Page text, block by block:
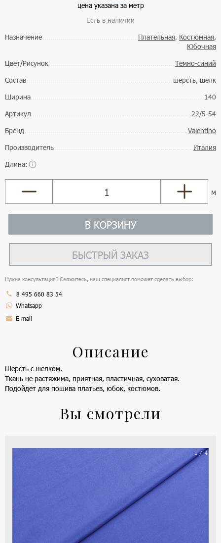
цена указана за метр
Есть в наличии
Назначение
Плательная, Костюмная,
Юбочная
Цвет/Рисунок
Темно-синий
Состав
шерсть, шелк
Ширина
140
Артикул
22/5-54
Бренд
Valentino
Производитель
Италия
Длина:
м
В КОРЗИНУ
БЫСТРЫЙ ЗАКАЗ
Нужна консультация? Свяжитесь, наш специалист поможет сделать выбор:
8 495 660 83 54
Whatsapp
E-mail
Описание
Шерсть с шелком.
Ткань не растяжима, приятная, пластичная, суховатая.
Подойдет для пошива платьев, юбок, костюмов.
Вы смотрели
1 / 4